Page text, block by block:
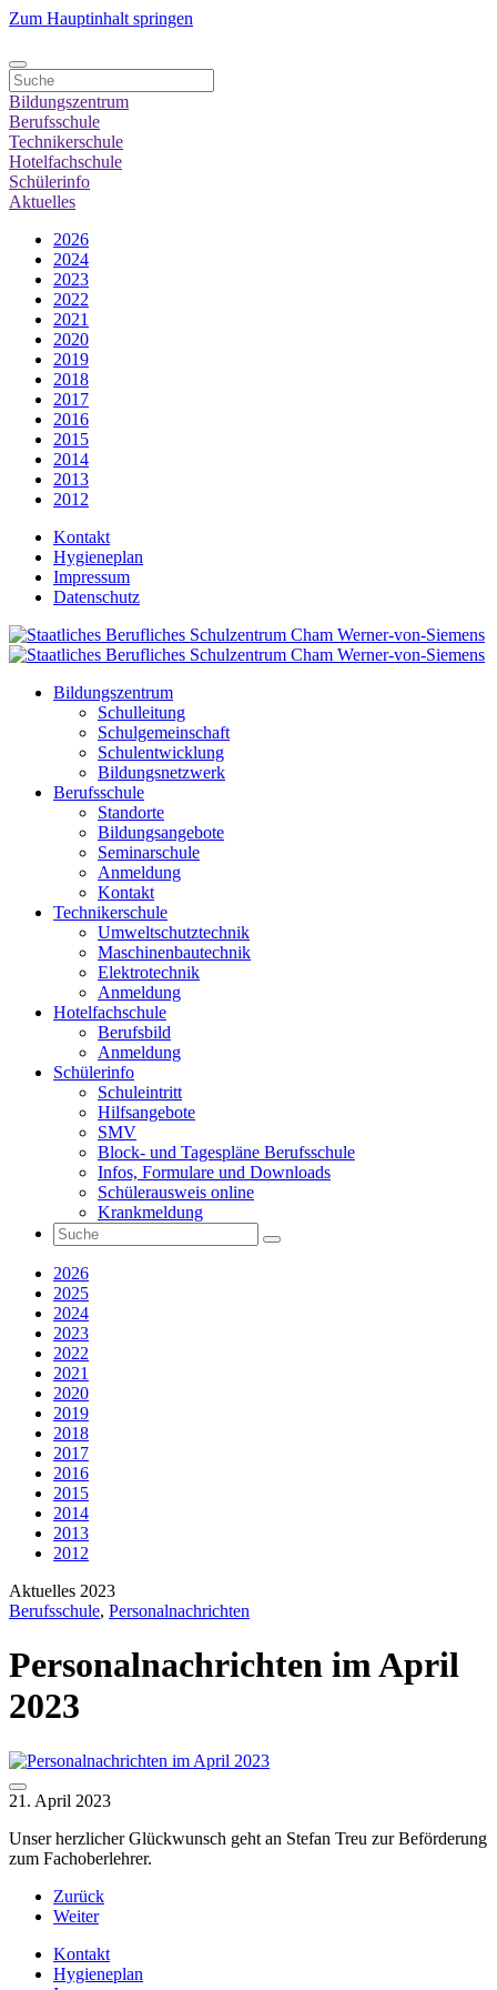
Zum Hauptinhalt springen
Bildungszentrum
Berufsschule
Technikerschule
Hotelfachschule
Schülerinfo
Aktuelles
2026
2024
2023
2022
2021
2020
2019
2018
2017
2016
2015
2014
2013
2012
Kontakt
Hygieneplan
Impressum
Datenschutz
Bildungszentrum
Schulleitung
Schulgemeinschaft
Schulentwicklung
Bildungsnetzwerk
Berufsschule
Standorte
Bildungsangebote
Seminarschule
Anmeldung
Kontakt
Technikerschule
Umweltschutztechnik
Maschinenbautechnik
Elektrotechnik
Anmeldung
Hotelfachschule
Berufsbild
Anmeldung
Schülerinfo
Schuleintritt
Hilfsangebote
SMV
Block- und Tagespläne Berufsschule
Infos, Formulare und Downloads
Schülerausweis online
Krankmeldung
2026
2025
2024
2023
2022
2021
2020
2019
2018
2017
2016
2015
2014
2013
2012
Aktuelles 2023
Berufsschule, Personalnachrichten
Personalnachrichten im April
2023
21. April 2023
Unser herzlicher Glückwunsch geht an Stefan Treu zur Beförderung
zum Fachoberlehrer.
Zurück
Weiter
Kontakt
Hygieneplan